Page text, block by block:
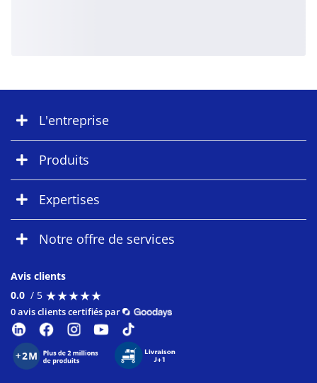
L'entreprise
Produits
Expertises
Notre offre de services
Avis clients
0.0 / 5 ★★★★★
★★★★★
0 avis clients certifiés par